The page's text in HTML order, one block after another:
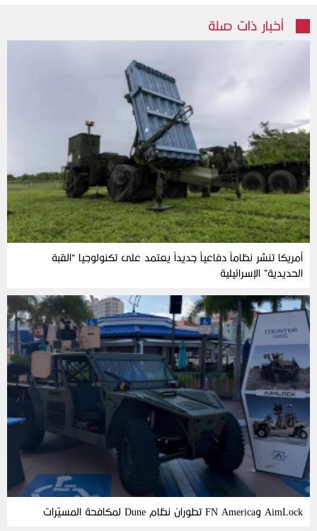
أخبار ذات صلة
أمريكا تنشر نظاماً دفاعياً جديداً يعتمد على تكنولوجيا “القبة
الحديدية” الإسرائيلية
AimLock وFN America تطوران نظام Dune لمكافحة المسيّرات